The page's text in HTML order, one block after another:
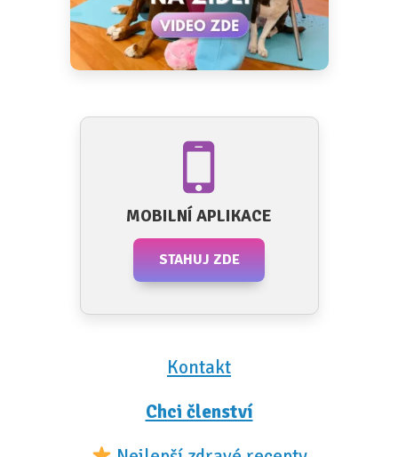
MOBILNÍ APLIKACE
STAHUJ ZDE
Kontakt
Chci členství